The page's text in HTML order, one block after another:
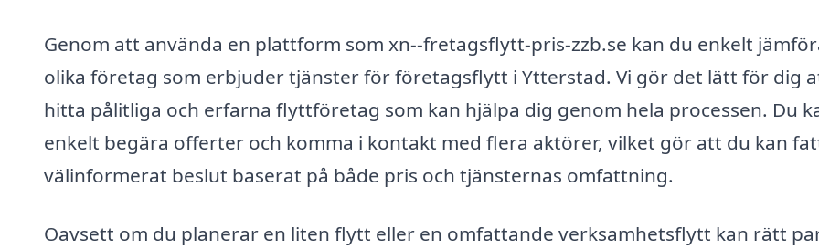
Genom att använda en plattform som xn--fretagsflytt-pris-zzb.se kan du enkelt
olika företag som erbjuder tjänster för företagsflytt i Ytterstad. Vi gör det lätt för dig
hitta pålitliga och erfarna flyttföretag som kan hjälpa dig genom hela processen. Du
enkelt begära offerter och komma i kontakt med flera aktörer, vilket gör att du kan
välinformerat beslut baserat på både pris och tjänsternas omfattning.
Oavsett om du planerar en liten flytt eller en omfattande verksamhetsflytt kan rätt